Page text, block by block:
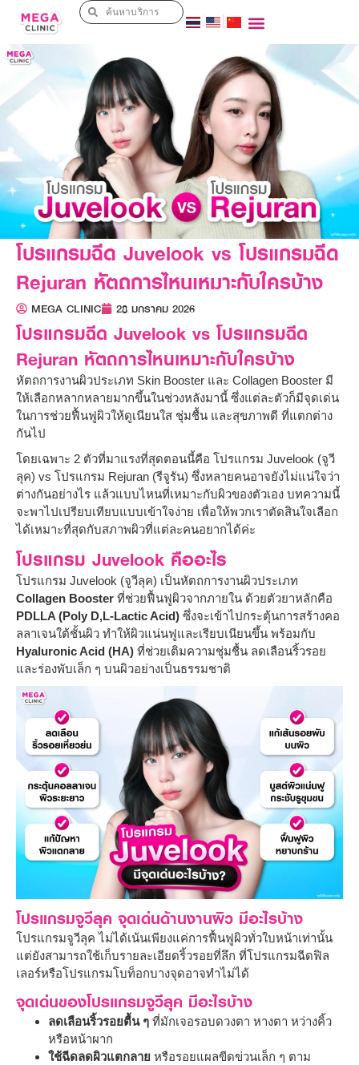
โปรแกรมฉีด Juvelook vs โปรแกรมฉีด
Rejuran หัตถการไหนเหมาะกับใครบ้าง
MEGA CLINIC 28 มกราคม 2026
โปรแกรมฉีด Juvelook vs โปรแกรมฉีด
Rejuran หัตถการไหนเหมาะกับใครบ้าง
หัตถการงานผิวประเภท Skin Booster และ Collagen Booster มี
ให้เลือกหลากหลายมากขึ้นในช่วงหลังมานี้ ซึ่งแต่ละตัวก็มีจุดเด่น
ในการช่วยฟื้นฟูผิวให้ดูเนียนใส ชุ่มชื้น และสุขภาพดี ที่แตกต่าง
กันไป
โดยเฉพาะ 2 ตัวที่มาแรงที่สุดตอนนี้คือ โปรแกรม Juvelook (จูวี
ลุค) vs โปรแกรม Rejuran (รีจูรัน) ซึ่งหลายคนอาจยังไม่แน่ใจว่า
ต่างกันอย่างไร แล้วแบบไหนที่เหมาะกับผิวของตัวเอง บทความนี้
จะพาไปเปรียบเทียบแบบเข้าใจง่าย เพื่อให้พวกเราตัดสินใจเลือก
ได้เหมาะที่สุดกับสภาพผิวที่แต่ละคนอยากได้ค่ะ
โปรแกรม Juvelook คืออะไร
โปรแกรม Juvelook (จูวีลุค) เป็นหัตถการงานผิวประเภท
Collagen Booster ที่ช่วยฟื้นฟูผิวจากภายใน ด้วยตัวยาหลักคือ
PDLLA (Poly D,L-Lactic Acid) ซึ่งจะเข้าไปกระตุ้นการสร้างคอ
ลลาเจนใต้ชั้นผิว ทำให้ผิวแน่นฟูและเรียบเนียนขึ้น พร้อมกับ
Hyaluronic Acid (HA) ที่ช่วยเติมความชุ่มชื้น ลดเลือนริ้วรอย
และร่องพับเล็ก ๆ บนผิวอย่างเป็นธรรมชาติ
โปรแกรมจูวีลุค จุดเด่นด้านงานผิว มีอะไรบ้าง
โปรแกรมจูวีลุค ไม่ได้เน้นเพียงแค่การฟื้นฟูผิวทั่วใบหน้าเท่านั้น
แต่ยังสามารถใช้เก็บรายละเอียดริ้วรอยที่ลึก ที่โปรแกรมฉีดฟิล
เลอร์หรือโปรแกรมโบท็อกบางจุดอาจทำไม่ได้
จุดเด่นของโปรแกรมจูวีลุค มีอะไรบ้าง
ลดเลือนริ้วรอยตื้น ๆ ที่มักเจอรอบดวงตา หางตา หว่างคิ้ว
หรือหน้าผาก
ใช้ฉีดลดผิวแตกลาย หรือรอยแผลขีดข่วนเล็ก ๆ ตาม